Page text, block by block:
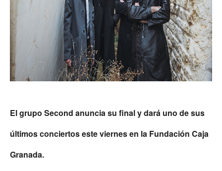
El grupo Second anuncia su final y dará uno de sus
últimos conciertos este viernes en la Fundación Caja
Granada.